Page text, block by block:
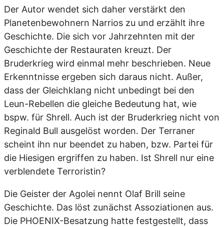
Der Autor wendet sich daher verstärkt den
Planetenbewohnern Narrios zu und erzählt ihre
Geschichte. Die sich vor Jahrzehnten mit der
Geschichte der Restauraten kreuzt. Der
Bruderkrieg wird einmal mehr beschrieben. Neue
Erkenntnisse ergeben sich daraus nicht. Außer,
dass der Gleichklang nicht unbedingt bei den
Leun-Rebellen die gleiche Bedeutung hat, wie
bspw. für Shrell. Auch ist der Bruderkrieg nicht von
Reginald Bull ausgelöst worden. Der Terraner
scheint ihn nur beendet zu haben, bzw. Partei für
die Hiesigen ergriffen zu haben. Ist Shrell nur eine
verblendete Terroristin?
Die Geister der Agolei nennt Olaf Brill seine
Geschichte. Das löst zunächst Assoziationen aus.
Die PHOENIX-Besatzung hatte festgestellt, dass